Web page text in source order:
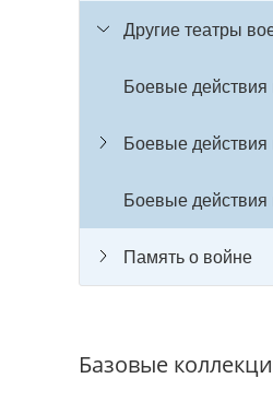
Другие театры
Боевые
Боевые
Боевые
Память о войне
Базовые